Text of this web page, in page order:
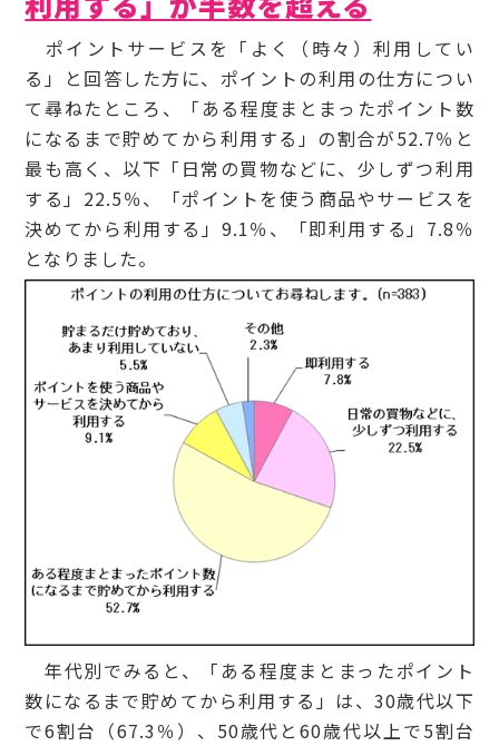
ポイントサービスを「よく（時々）利用してい
る」と回答した方に、ポイントの利用の仕方につい
て尋ねたところ、「ある程度まとまったポイント数
になるまで貯めてから利用する」の割合が52.7％と
最も高く、以下「日常の買物などに、少しずつ利用
する」22.5％、「ポイントを使う商品やサービスを
決めてから利用する」9.1％、「即利用する」7.8％
となりました。
年代別でみると、「ある程度まとまったポイント
数になるまで貯めてから利用する」は、30歳代以下
で6割台（67.3％）、50歳代と60歳代以上で5割台